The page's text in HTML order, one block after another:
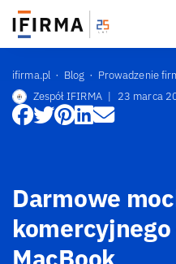
ifirma.pl Blog
Prowadzenie
Zespół IFIRMA | 23 marca
Darmowe
MacBook